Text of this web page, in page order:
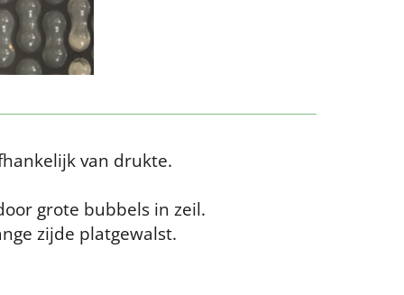
van drukte.
grote bubbels in zeil.
zijde platgewalst.